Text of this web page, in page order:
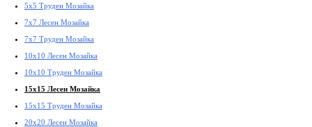
5x5 Труден Мозайка
7x7 Лесен Мозайка
7x7 Труден Мозайка
10x10 Лесен Мозайка
10x10 Труден Мозайка
15x15 Лесен Мозайка
15x15 Труден Мозайка
20x20 Лесен Мозайка